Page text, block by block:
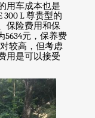
用车成本也是
300 L尊贵型的
保险费用和保
5634元，保养费
较高，但考虑
用是可以接受